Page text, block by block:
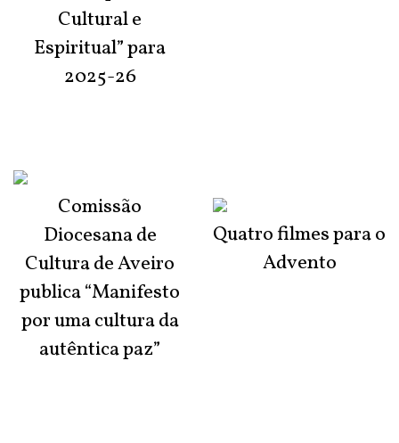
Cultural e
Espiritual” para
2025-26
Comissão
Diocesana de
Cultura de Aveiro
publica “Manifesto
por uma cultura da
autêntica paz”
Quatro filmes para o
Advento